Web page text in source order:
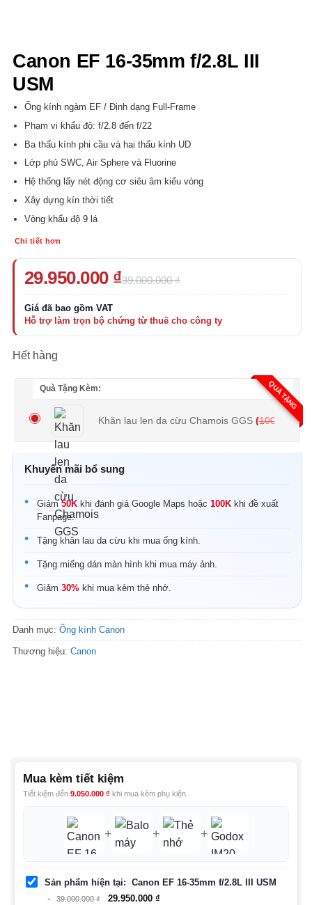
Canon EF 16-35mm f/2.8L III
USM
Ống kính ngàm EF / Định dạng Full-Frame
Phạm vi khẩu độ: f/2.8 đến f/22
Ba thấu kính phi cầu và hai thấu kính UD
Lớp phủ SWC, Air Sphere và Fluorine
Hệ thống lấy nét động cơ siêu âm kiểu vòng
Xây dựng kín thời tiết
Vòng khẩu độ 9 lá
Chi tiết hơn
39.000.000₫
Giá
gốc
là:
39.000.000 ₫.
29.950.000 ₫
Giá
hiện
tại
là:
29.950.000 ₫.
Hết hàng
QUÀ TẶNG
Quà Tặng Kèm:
Khăn lau len da cừu Chamois GGS
(100.000₫
Khuyến mãi bổ sung
Giảm50K khi đánh giá Google Maps hoặc 100K khi đề xuất
Fanpage.
Tặng khăn lau da cừu khi mua ống kính.
Tặng miếng dán màn hình khi mua máy ảnh.
Giảm 30% khi mua kèm thẻ nhớ.
Danh mục: Ống kính Canon
Thương hiệu: Canon
Mua kèm tiết kiệm
Tiết kiệm đến 9.050.000 ₫ khi mua kèm phụ kiện
+ + +
Sản phẩm hiện tại Canon EF 16-35mm f/2.8L III USM
39.000.000₫
Giá
29.950.000₫